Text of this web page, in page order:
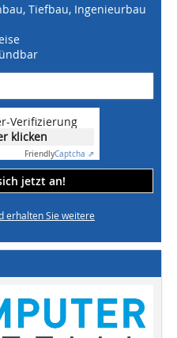
Tiefbau, Ingenieurbau
Verifizierung
klicken
FriendlyCaptcha ⇗
jetzt an!
erhalten Sie weitere